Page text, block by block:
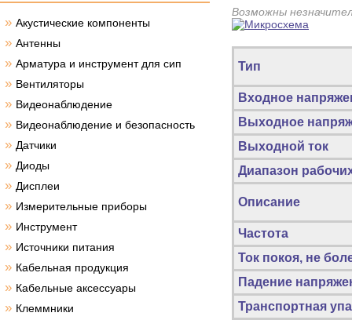
» Акустические компоненты
» Антенны
» Арматура и инструмент для сип
» Вентиляторы
» Видеонаблюдение
» Видеонаблюдение и безопасность
» Датчики
» Диоды
» Дисплеи
» Измерительные приборы
» Инструмент
» Источники питания
» Кабельная продукция
» Кабельные аксессуары
» Клеммники
Возможны
Тип
Входное
Выходное
Выходной ток
Диапазон
Описание
Частота
Ток покоя, не
Падение
Транспортная